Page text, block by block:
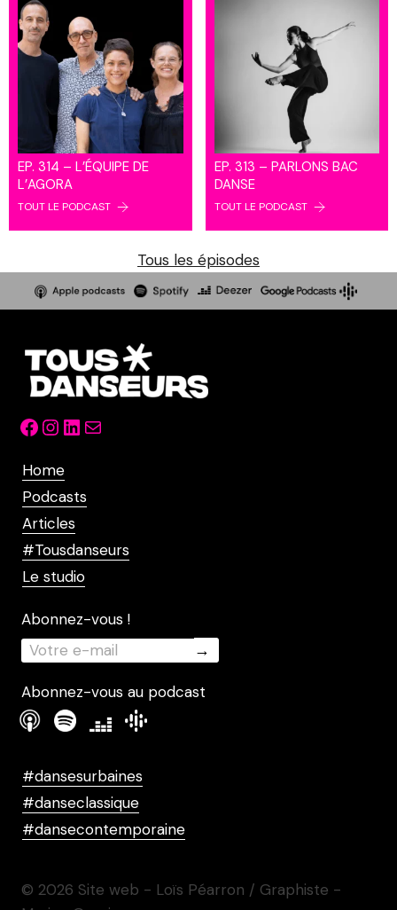
EP. 314 – L’ÉQUIPE DE
L’AGORA
TOUT LE PODCAST
EP. 313 – PARLONS BAC
DANSE
TOUT LE PODCAST
Tous les épisodes
Facebook
Instagram
LinkedIn
Mail
Home
Podcasts
Articles
#Tousdanseurs
Le studio
Abonnez-vous !
Abonnez-vous au podcast
#dansesurbaines
#danseclassique
#dansecontemporaine
© 2026 Site web - Loïs Péarron / Graphiste -